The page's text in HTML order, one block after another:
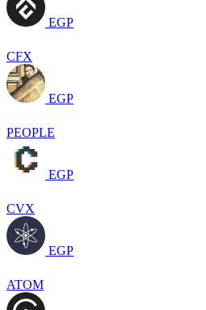
EGP
CFX
EGP
PEOPLE
EGP
CVX
EGP
ATOM